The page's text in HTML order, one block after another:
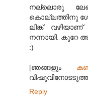
നല്ലൊരു
കൊല്ലത്തിനു
ലിങ്ക്
നന്നായി. കുറേ
:)
[ഞങ്ങളും
Reply